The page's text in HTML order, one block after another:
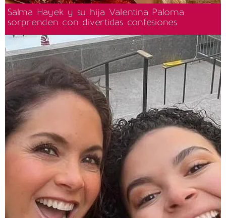
Salma Hayek y su hija Valentina Paloma
sorprenden con divertidas confesiones